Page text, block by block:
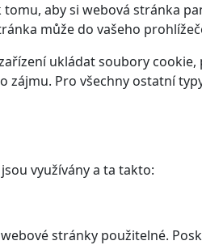
aby si webová stránka
může do vašeho
ukládat soubory
zájmu. Pro všechny ostatní
využívány a ta takto:
stránky použitelné.